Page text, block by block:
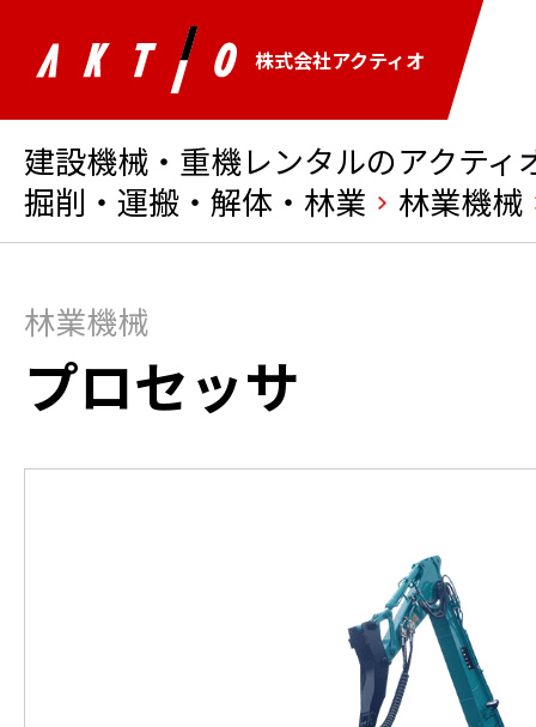
株式会社アクティオ
建設機械・重機レンタルのアクティ
掘削・運搬・解体・林業
林業機械
林業機械
プロセッサ